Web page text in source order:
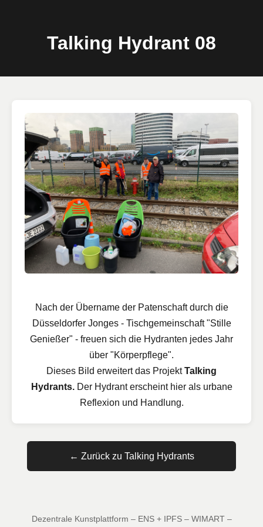
Talking Hydrant 08
Nach der Übername der Patenschaft durch die
Düsseldorfer Jonges - Tischgemeinschaft "Stille
Genießer" - freuen sich die Hydranten jedes Jahr
über "Körperpflege".
Dieses Bild erweitert das ProjektTalking
Hydrants.Der Hydrant erscheint hier als urbane
Reflexion und Handlung.
← Zurück zu Talking Hydrants
Dezentrale Kunstplattform – ENS + IPFS – WIMART –